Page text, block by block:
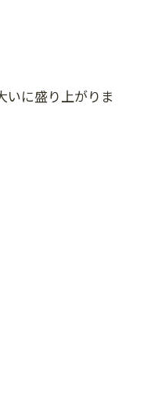
いに盛り上がりま